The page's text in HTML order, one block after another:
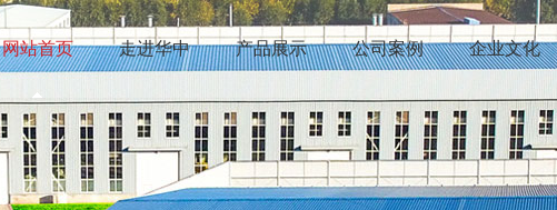
网站首页 走进华中 产品展示 公司案例 企业文化